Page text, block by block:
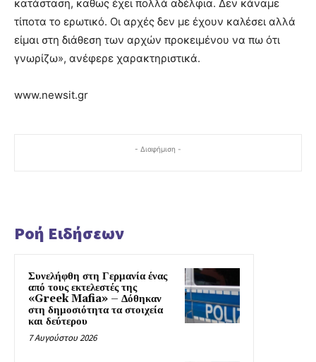
κατάσταση, καθως έχει πολλά αδέλφια. Δεν κάναμε
τίποτα το ερωτικό. Οι αρχές δεν με έχουν καλέσει αλλά
είμαι στη διάθεση των αρχών προκειμένου να πω ότι
γνωρίζω», ανέφερε χαρακτηριστικά.
www.newsit.gr
- Διαφήμιση -
Ροή Ειδήσεων
Συνελήφθη στη Γερμανία ένας
από τους εκτελεστές της
«Greek Mafia» – Δόθηκαν
στη δημοσιότητα τα στοιχεία
και δεύτερου
7 Αυγούστου 2026